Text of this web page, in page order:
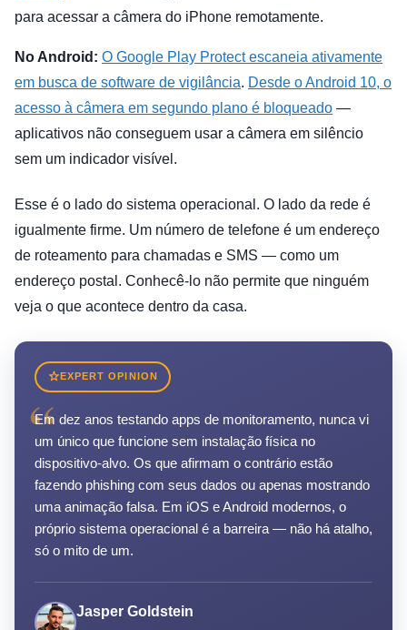
para acessar a câmera do iPhone remotamente.
No Android: O Google Play Protect escaneia ativamente
em busca de software de vigilância. Desde o Android 10, o
acesso à câmera em segundo plano é bloqueado —
aplicativos não conseguem usar a câmera em silêncio
sem um indicador visível.
Esse é o lado do sistema operacional. O lado da rede é
igualmente firme. Um número de telefone é um endereço
de roteamento para chamadas e SMS — como um
endereço postal. Conhecê-lo não permite que ninguém
veja o que acontece dentro da casa.
EXPERT OPINION
“
Em dez anos testando apps de monitoramento, nunca vi
um único que funcione sem instalação física no
dispositivo-alvo. Os que afirmam o contrário estão
fazendo phishing com seus dados ou apenas mostrando
uma animação falsa. Em iOS e Android modernos, o
próprio sistema operacional é a barreira — não há atalho,
só o mito de um.
Jasper Goldstein